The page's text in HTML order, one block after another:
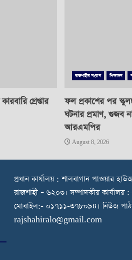
গ্রেপ্তার
রাজশাহীর সংবাদ শিক্ষাঙ্গন
ফল প্রকাশের পর
ঘটনার প্রমাণ, গুজব
আরএমপির
August 8, 2026
প্রধান কার্যালয় : শালবাগান পাওয়ার
রাজশাহী – ৬২০৩। সম্পাদকীয়
মোবাইল:- ০১৭১১-৩৭৮০৯৪। নিউজ
rajshahiralo@gmail.com